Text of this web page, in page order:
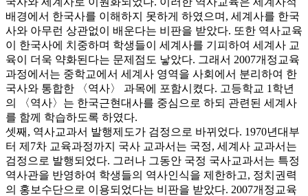
배경에서 한국사를 이해하지 못하게 하였으며, 세계사를 한국
사와 아무런 상관없이 배운다는 비판을 받았다. 또한 역사교육
이 한국사에 치중하며 학생들이 세계사를 기피하여 세계사 교
육이 더욱 약화된다는 문제점도 낳았다. 그래서 2007개정교육
과정에서는 중학교에서 세계사 영역을 사회에서 분리하여 한
국사와 통합한 〈역사〉 과목에 포함시켰다. 고등학교 1학년
의 〈역사〉는 한국근현대사를 중심으로 하되 관련된 세계사
를 함께 학습하도록 하였다.
셋째, 역사교과서 발행제도가 검정으로 바뀌었다. 1970년대부
터 제7차 교육과정까지 국사 교과서는 국정, 세계사 교과서는
검정으로 발행되었다. 그러나 그동안 국정 국사교과서는 특정
역사관을 반영하여 학생들의 역사인식을 제한하고, 정치권력
의 홍보수단으로 이용되었다는 비판을 받았다. 2007개정교육